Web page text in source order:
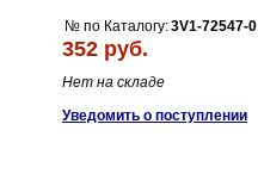
№ по Каталогу:3V1-72547-0
352 руб.
Нет на складе
Уведомить о поступлении